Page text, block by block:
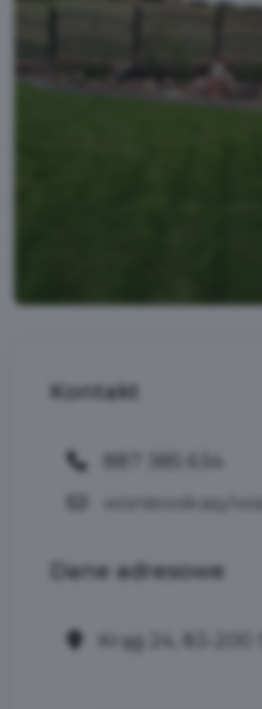
Kontakt
Dane adresowe
Krąg 24, 83-200